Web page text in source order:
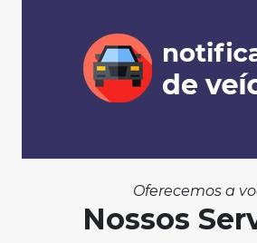
Oferecemos a
Nossos